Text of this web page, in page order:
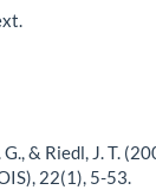
G., & Riedl, J.
22(1), 5-53.